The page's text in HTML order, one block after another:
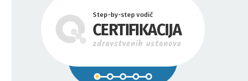
Step-by-step vodič
CERTIFIKACIJA
zdravstvenih ustanova